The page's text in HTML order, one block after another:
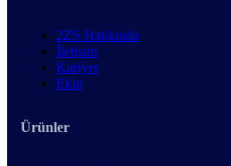
2ZS Hakkında
İletişim
Kariyer
Ekip
Ürünler